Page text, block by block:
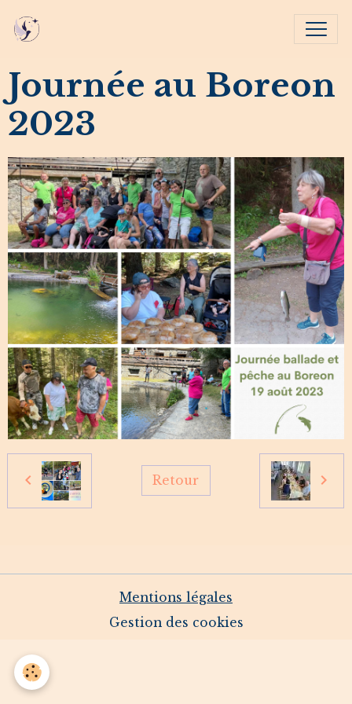
Journée au Boreon
2023
Retour
Mentions légales
Gestion des cookies